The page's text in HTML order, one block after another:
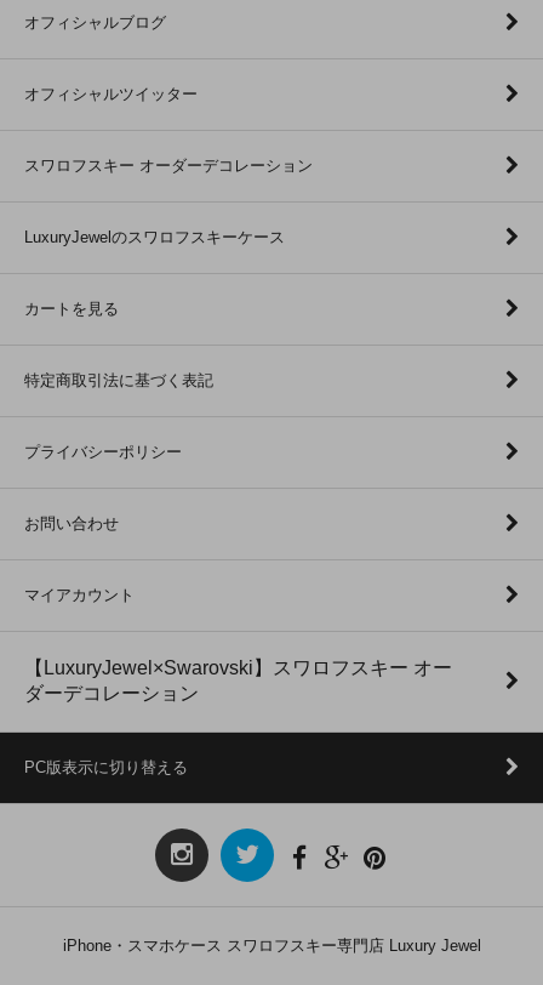
オフィシャルブログ
オフィシャルツイッター
スワロフスキー オーダーデコレーション
LuxuryJewelのスワロフスキーケース
カートを見る
特定商取引法に基づく表記
プライバシーポリシー
お問い合わせ
マイアカウント
【LuxuryJewel×Swarovski】スワロフスキー オー
ダーデコレーション
PC版表示に切り替える
iPhone・スマホケース スワロフスキー専門店 Luxury Jewel